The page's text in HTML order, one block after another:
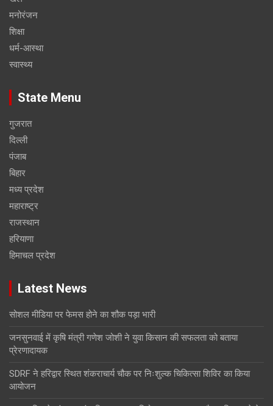
मनोरंजन
शिक्षा
धर्म-आस्था
स्वास्थ्य
State Menu
गुजरात
दिल्ली
पंजाब
बिहार
मध्य प्रदेश
महाराष्ट्र
राजस्थान
हरियाणा
हिमाचल प्रदेश
Latest News
सोशल मीडिया पर फेमस होने का शौक पड़ा भारी
जनसुनवाई में कृषि मंत्री गणेश जोशी ने युवा किसान की सफलता को बताया
प्रेरणादायक
SDRF ने हरिद्वार स्थित शंकराचार्य चौक पर निःशुल्क चिकित्सा शिविर का किया
आयोजन